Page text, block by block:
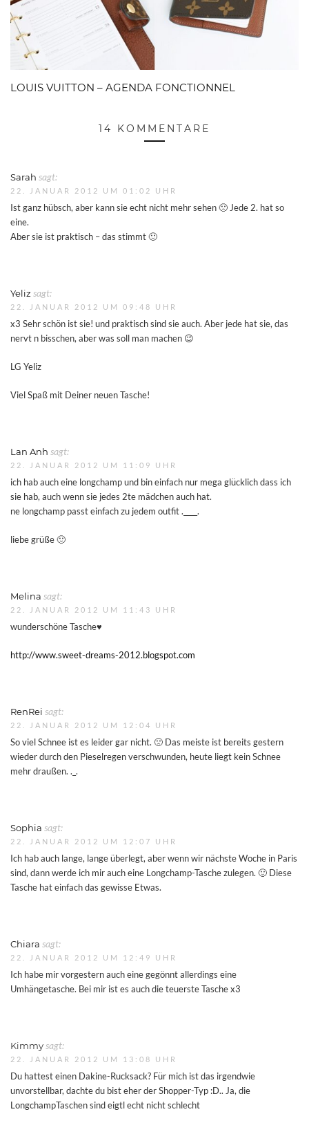
LOUIS VUITTON – AGENDA FONCTIONNEL
14 KOMMENTARE
Sarah sagt:
22. JANUAR 2012 UM 01:02 UHR
Ist ganz hübsch, aber kann sie echt nicht mehr sehen 🙁 Jede 2. hat so
eine.
Aber sie ist praktisch – das stimmt 🙂
Yeliz sagt:
22. JANUAR 2012 UM 09:48 UHR
x3 Sehr schön ist sie! und praktisch sind sie auch. Aber jede hat sie, das
nervt n bisschen, aber was soll man machen 😉
LG Yeliz
Viel Spaß mit Deiner neuen Tasche!
Lan Anh sagt:
22. JANUAR 2012 UM 11:09 UHR
ich hab auch eine longchamp und bin einfach nur mega glücklich dass ich
sie hab, auch wenn sie jedes 2te mädchen auch hat.
ne longchamp passt einfach zu jedem outfit .____.
liebe grüße 🙂
Melina sagt:
22. JANUAR 2012 UM 11:43 UHR
wunderschöne Tasche♥
http://www.sweet-dreams-2012.blogspot.com
RenRei sagt:
22. JANUAR 2012 UM 12:04 UHR
So viel Schnee ist es leider gar nicht. 🙁 Das meiste ist bereits gestern
wieder durch den Pieselregen verschwunden, heute liegt kein Schnee
mehr draußen. ._.
Sophia sagt:
22. JANUAR 2012 UM 12:07 UHR
Ich hab auch lange, lange überlegt, aber wenn wir nächste Woche in Paris
sind, dann werde ich mir auch eine Longchamp-Tasche zulegen. 🙂 Diese
Tasche hat einfach das gewisse Etwas.
Chiara sagt:
22. JANUAR 2012 UM 12:49 UHR
Ich habe mir vorgestern auch eine gegönnt allerdings eine
Umhängetasche. Bei mir ist es auch die teuerste Tasche x3
Kimmysagt:
22. JANUAR 2012 UM 13:08 UHR
Du hattest einen Dakine-Rucksack? Für mich ist das irgendwie
unvorstellbar, dachte du bist eher der Shopper-Typ :D.. Ja, die
LongchampTaschen sind eigtl echt nicht schlecht